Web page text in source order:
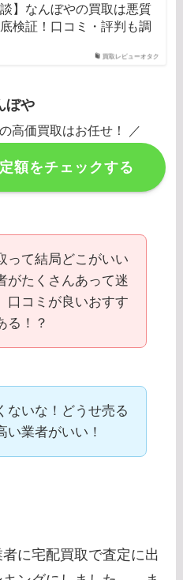
買取レビューオタク
談】なんぼやの買取は悪質
検証！口コミ・評判も調
ぼや
高価買取はお任せ！ ／
額をチェックする
って結局どこがいい
がたくさんあって迷
口コミが良いおすす
る！？
ないな！どうせ売る
い業者がいい！
に宅配買取で査定に出